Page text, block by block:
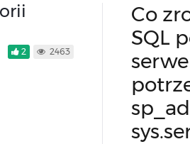
Co
SQL
2 2463